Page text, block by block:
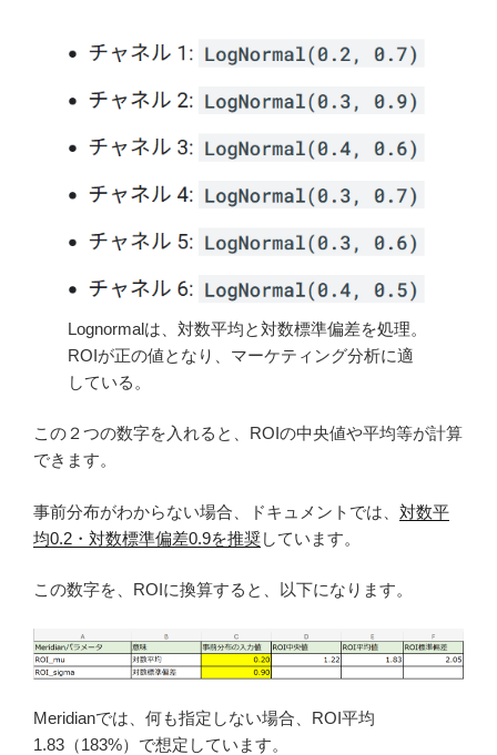
Lognormalは、対数平均と対数標準偏差を処理。
ROIが正の値となり、マーケティング分析に適
している。
この２つの数字を入れると、ROIの中央値や平均等が計算
できます。
事前分布がわからない場合、ドキュメントでは、 対数平
均0.2・対数標準偏差0.9を推奨しています。
この数字を、ROIに換算すると、以下になります。
Meridianでは、何も指定しない場合、ROI平均
1.83（183%）で想定しています。